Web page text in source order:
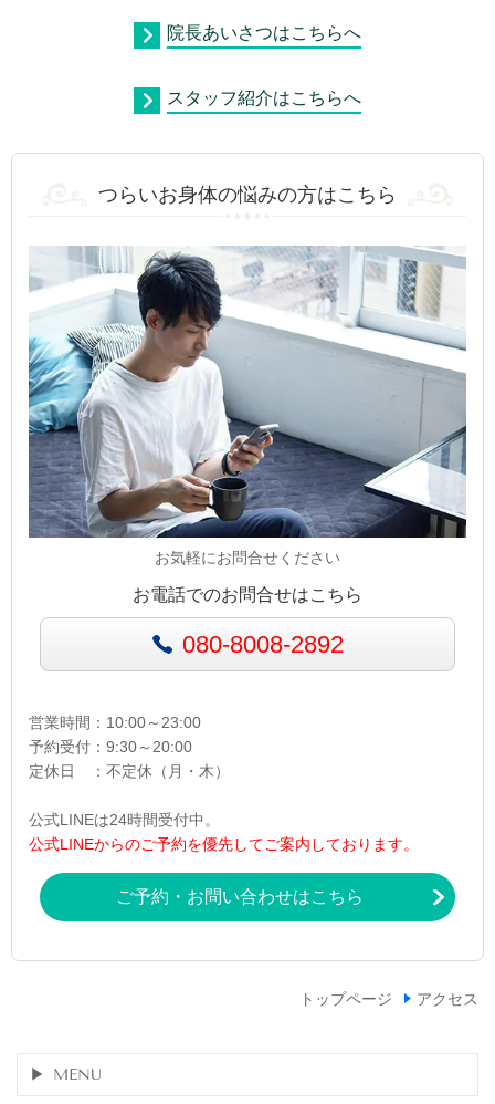
院長あいさつはこちらへ
スタッフ紹介はこちらへ
つらいお身体の悩みの方はこちら
お気軽にお問合せください
お電話でのお問合せはこちら
080-8008-2892
営業時間：10:00～23:00
予約受付：9:30～20:00
定休日 ：不定休（月・木）
公式LINEは24時間受付中。
公式LINEからのご予約を優先してご案内しております。
ご予約・お問い合わせはこちら
トップページ アクセス
MENU